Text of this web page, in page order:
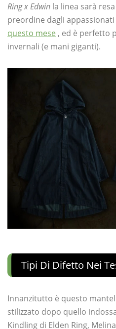
Ring x Edwin la linea sarà
preordine dagli
questo mese , ed è perfetto
invernali (e mani giganti).
Tipi Di Difetto Nei
Innanzitutto è questo
stilizzato dopo quello
Kindling di Elden Ring,